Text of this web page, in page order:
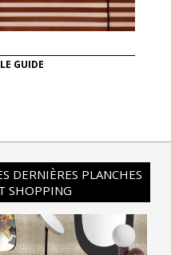
GUIDE
DERNIÈRES PLANCHES
SHOPPING